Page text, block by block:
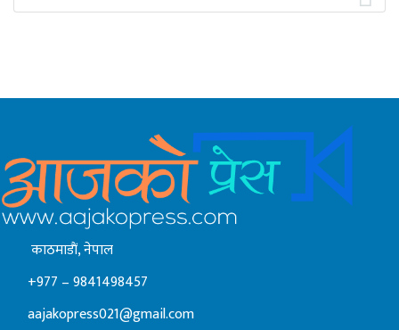
काठमाडाैं, नेपाल
+977 – 9841498457
aajakopress021@gmail.com